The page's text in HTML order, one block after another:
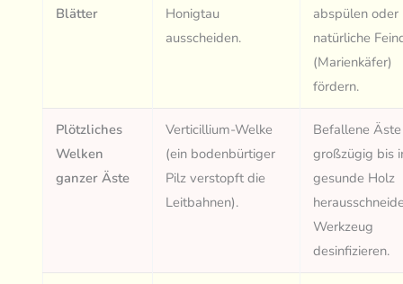
Blätter
Honigtau
ausscheiden.
abspülen oder
natürliche
(Marienkäfer)
fördern.
Plötzliches
Welken
ganzer Äste
Verticillium-Welke
(ein bodenbürtiger
Pilz verstopft die
Leitbahnen).
Befallene Äste
großzügig bis
gesunde Holz
Werkzeug
desinfizieren.